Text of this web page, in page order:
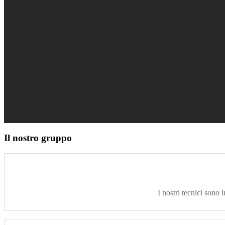
Il nostro gruppo
I nostri tecnici sono